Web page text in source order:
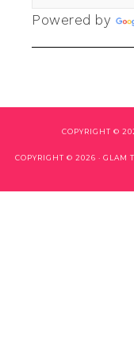
Powered by
COPYRIGHT ©
COPYRIGHT © 2026 · GLAM